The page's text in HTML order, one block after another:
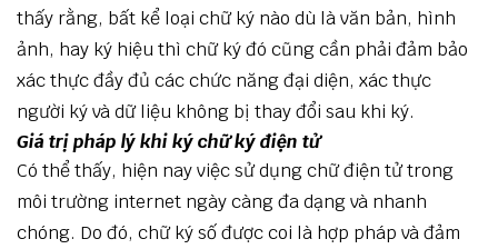
thấy rằng, bất kể loại chữ ký nào dù là văn bản, hình
ảnh, hay ký hiệu thì chữ ký đó cũng cần phải đảm bảo
xác thực đầy đủ các chức năng đại diện, xác thực
người ký và dữ liệu không bị thay đổi sau khi ký.
Giá trị pháp lý khi ký chữ ký điện tử
Có thể thấy, hiện nay việc sử dụng chữ điện tử trong
môi trường internet ngày càng đa dạng và nhanh
chóng. Do đó, chữ ký số được coi là hợp pháp và đảm